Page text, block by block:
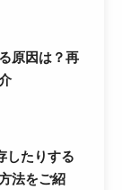
原因は？再
したりする
法をご紹